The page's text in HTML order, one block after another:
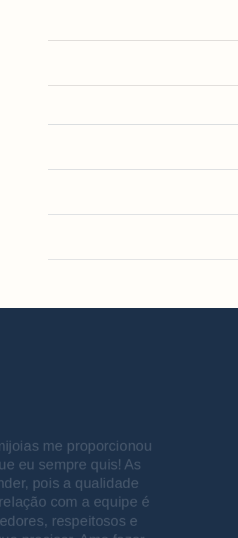
me proporcionou
eu sempre quis! As
pois a qualidade
com a equipe é
respeitosos e